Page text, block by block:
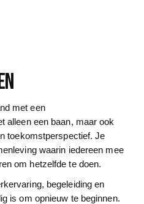
met een
alleen een baan, maar ook
toekomstperspectief. Je
waarin iedereen mee
om hetzelfde te doen.
begeleiding en
is om opnieuw te beginnen.